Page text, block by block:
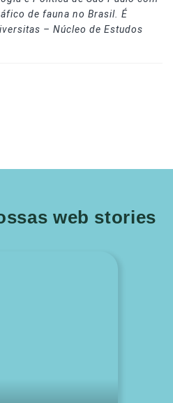
de fauna no Brasil. É
– Núcleo de Estudos
web stories